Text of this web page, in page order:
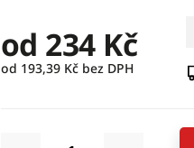
od 234 Kč
od 193,39 Kčbez DPH